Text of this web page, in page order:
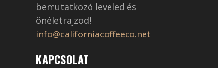
bemutatkozó leveled és
önéletrajzod!
info@californiacoffeeco.net
KAPCSOLAT